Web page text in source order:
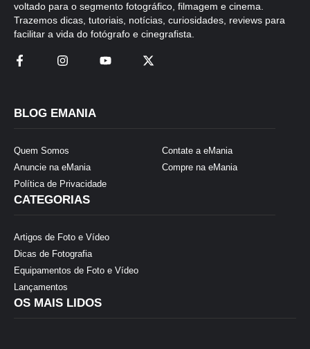
voltado para o segmento fotográfico, filmagem e cinema.
Trazemos dicas, tutoriais, notícias, curiosidades, reviews para
facilitar a vida do fotógrafo e cinegrafista.
BLOG EMANIA
Quem Somos
Anuncie na eMania
Política de Privacidade
Contate a eMania
Compre na eMania
CATEGORIAS
Artigos de Foto e Vídeo
Dicas de Fotografia
Equipamentos de Foto e Vídeo
Lançamentos
OS MAIS LIDOS